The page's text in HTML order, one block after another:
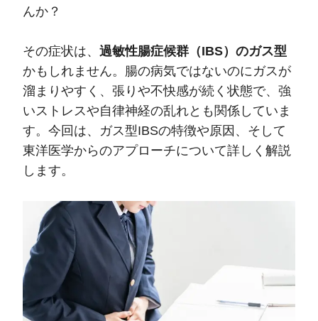
んか？
その症状は、 過敏性腸症候群（IBS）のガス型
かもしれません。腸の病気ではないのにガスが
溜まりやすく、張りや不快感が続く状態で、強
いストレスや自律神経の乱れとも関係していま
す。今回は、ガス型IBSの特徴や原因、そして
東洋医学からのアプローチについて詳しく解説
します。